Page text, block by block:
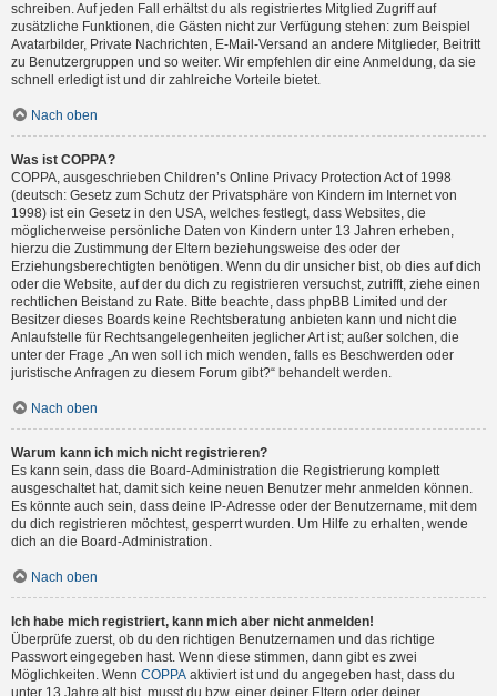
schreiben. Auf jeden Fall erhältst du als registriertes Mitglied Zugriff auf
zusätzliche Funktionen, die Gästen nicht zur Verfügung stehen: zum Beispiel
Avatarbilder, Private Nachrichten, E-Mail-Versand an andere Mitglieder, Beitritt
zu Benutzergruppen und so weiter. Wir empfehlen dir eine Anmeldung, da sie
schnell erledigt ist und dir zahlreiche Vorteile bietet.
Nach oben
Was ist COPPA?
COPPA, ausgeschrieben Children’s Online Privacy Protection Act of 1998
(deutsch: Gesetz zum Schutz der Privatsphäre von Kindern im Internet von
1998) ist ein Gesetz in den USA, welches festlegt, dass Websites, die
möglicherweise persönliche Daten von Kindern unter 13 Jahren erheben,
hierzu die Zustimmung der Eltern beziehungsweise des oder der
Erziehungsberechtigten benötigen. Wenn du dir unsicher bist, ob dies auf dich
oder die Website, auf der du dich zu registrieren versuchst, zutrifft, ziehe einen
rechtlichen Beistand zu Rate. Bitte beachte, dass phpBB Limited und der
Besitzer dieses Boards keine Rechtsberatung anbieten kann und nicht die
Anlaufstelle für Rechtsangelegenheiten jeglicher Art ist; außer solchen, die
unter der Frage „An wen soll ich mich wenden, falls es Beschwerden oder
juristische Anfragen zu diesem Forum gibt?“ behandelt werden.
Nach oben
Warum kann ich mich nicht registrieren?
Es kann sein, dass die Board-Administration die Registrierung komplett
ausgeschaltet hat, damit sich keine neuen Benutzer mehr anmelden können.
Es könnte auch sein, dass deine IP-Adresse oder der Benutzername, mit dem
du dich registrieren möchtest, gesperrt wurden. Um Hilfe zu erhalten, wende
dich an die Board-Administration.
Nach oben
Ich habe mich registriert, kann mich aber nicht anmelden!
Überprüfe zuerst, ob du den richtigen Benutzernamen und das richtige
Passwort eingegeben hast. Wenn diese stimmen, dann gibt es zwei
Möglichkeiten. Wenn COPPA aktiviert ist und du angegeben hast, dass du
unter 13 Jahre alt bist, musst du bzw. einer deiner Eltern oder deiner